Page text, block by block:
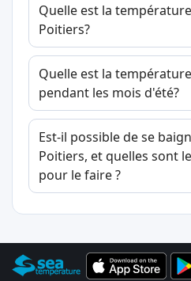
Quelle est la
Poitiers?
Quelle est la
pendant les mois d'été?
Est-il possible de se
Poitiers, et quelles sont
pour le faire ?